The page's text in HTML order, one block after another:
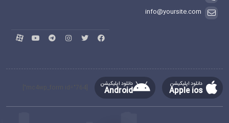
info@yoursite.com
دانلود اپلیکیشن
Apple ios
دانلود اپلیکیشن
Android